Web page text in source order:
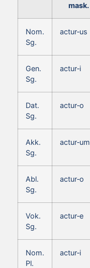
mask.
Nom.
Sg.
actur‑us
Gen.
Sg.
actur‑i
Dat.
Sg.
actur‑o
Akk.
Sg.
actur‑um
Abl.
Sg.
actur‑o
Vok.
Sg.
actur‑e
Nom.
Pl.
actur‑i